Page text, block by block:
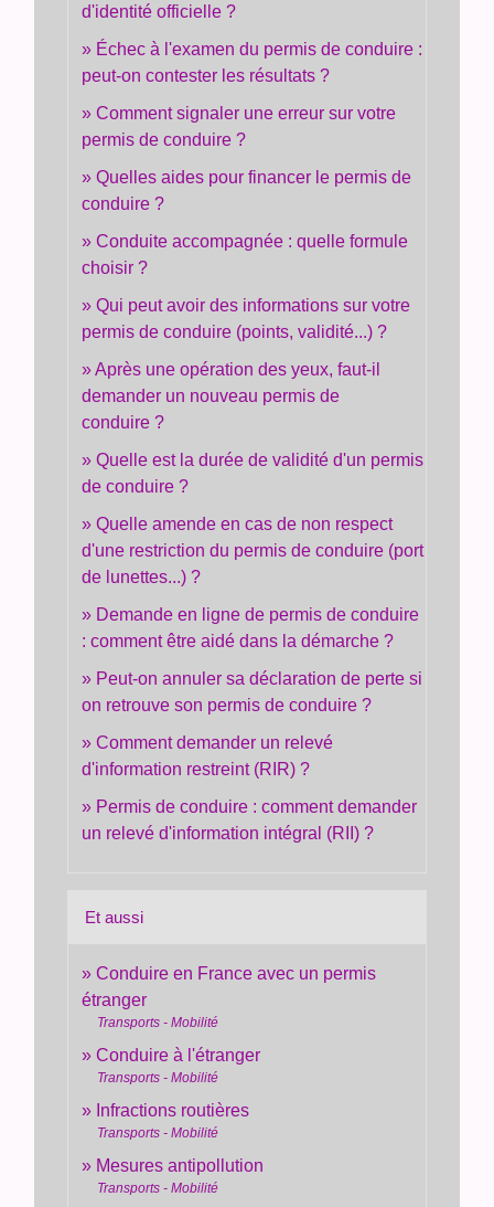
d'identité officielle ?
Échec à l'examen du permis de conduire :
peut-on contester les résultats ?
Comment signaler une erreur sur votre
permis de conduire ?
Quelles aides pour financer le permis de
conduire ?
Conduite accompagnée : quelle formule
choisir ?
Qui peut avoir des informations sur votre
permis de conduire (points, validité...) ?
Après une opération des yeux, faut-il
demander un nouveau permis de
conduire ?
Quelle est la durée de validité d'un permis
de conduire ?
Quelle amende en cas de non respect
d'une restriction du permis de conduire (port
de lunettes...) ?
Demande en ligne de permis de conduire
: comment être aidé dans la démarche ?
Peut-on annuler sa déclaration de perte si
on retrouve son permis de conduire ?
Comment demander un relevé
d'information restreint (RIR) ?
Permis de conduire : comment demander
un relevé d'information intégral (RII) ?
Et aussi
Conduire en France avec un permis
étranger
Transports - Mobilité
Conduire à l'étranger
Transports - Mobilité
Infractions routières
Transports - Mobilité
Mesures antipollution
Transports - Mobilité